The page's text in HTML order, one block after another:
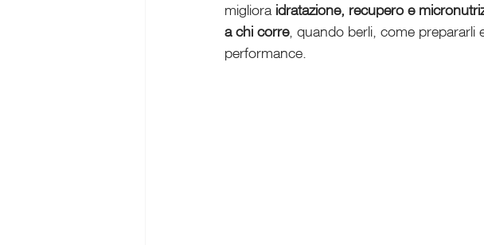
migliora idratazione, recupero e
a chi corre, quando berli, come prepararli
performance.